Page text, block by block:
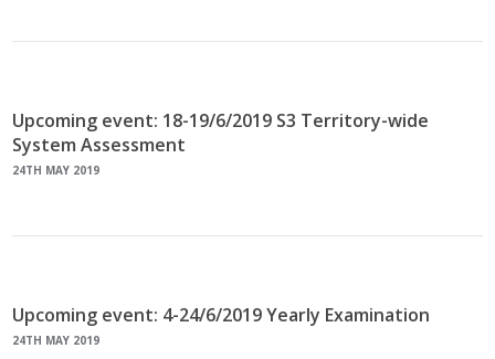
Upcoming event: 18-19/6/2019 S3 Territory-wide
System Assessment
24TH MAY 2019
Upcoming event: 4-24/6/2019 Yearly Examination
24TH MAY 2019